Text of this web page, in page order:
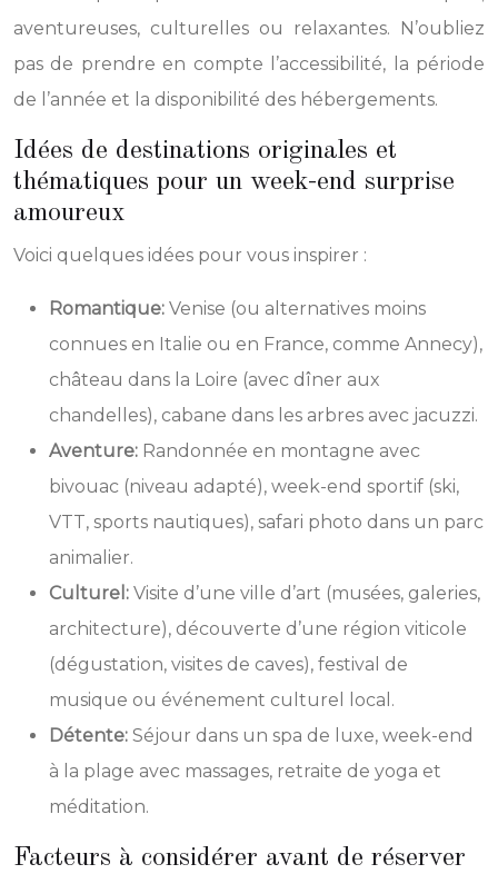
aventureuses, culturelles ou relaxantes. N’oubliez
pas de prendre en compte l’accessibilité, la période
de l’année et la disponibilité des hébergements.
Idées de destinations originales et
thématiques pour un week-end surprise
amoureux
Voici quelques idées pour vous inspirer :
Romantique: Venise (ou alternatives moins
connues en Italie ou en France, comme Annecy),
château dans la Loire (avec dîner aux
chandelles), cabane dans les arbres avec jacuzzi.
Aventure: Randonnée en montagne avec
bivouac (niveau adapté), week-end sportif (ski,
VTT, sports nautiques), safari photo dans un parc
animalier.
Culturel: Visite d’une ville d’art (musées, galeries,
architecture), découverte d’une région viticole
(dégustation, visites de caves), festival de
musique ou événement culturel local.
Détente: Séjour dans un spa de luxe, week-end
à la plage avec massages, retraite de yoga et
méditation.
Facteurs à considérer avant de réserver